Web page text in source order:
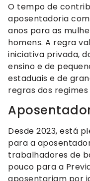
O tempo de
aposentadoria
anos para as
homens. A regra
iniciativa privada,
ensino e de
estaduais e de
regras dos
Desde 2023, está
para a
trabalhadores de
pouco para a